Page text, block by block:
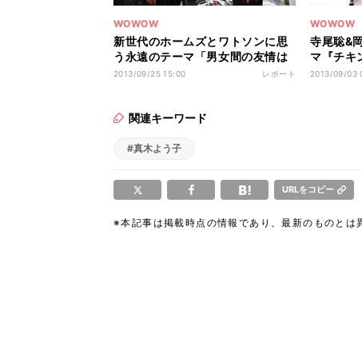
WOWOW
新世代のホームズとワトソンに思
う永遠のテーマ「男女間の友情は
成立するか？」
2013/09/25 15:00 レポート
WOWOW
寺尾聡&
マ『チキ
無料放送
2013/09/03
関連キーワード
#真木よう子
URLをコピー
※本記事は掲載時点の情報であり、最新のものとは